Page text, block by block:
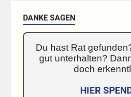
DANKE SAGEN
Du hast Rat
gut unterhalten?
doch
HIER